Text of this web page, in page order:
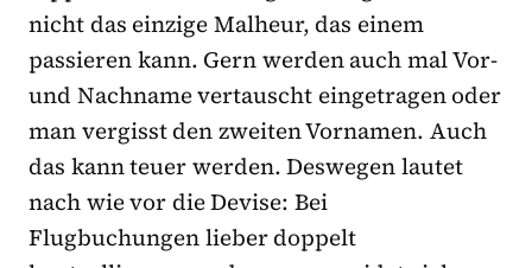
nicht das einzige Malheur, das einem
passieren kann. Gern werden auch mal Vor-
und Nachname vertauscht eingetragen oder
man vergisst den zweiten Vornamen. Auch
das kann teuer werden. Deswegen lautet
nach wie vor die Devise: Bei
Flugbuchungen lieber doppelt